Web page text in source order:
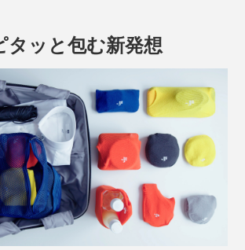
タッと包む新発想